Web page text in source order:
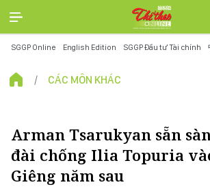
SGGP Online English Edition SGGP Đầu tư Tài chính
CÁC MÔN KHÁC
Arman Tsarukyan sẵn
đài chống Ilia Topuria
Giêng năm sau